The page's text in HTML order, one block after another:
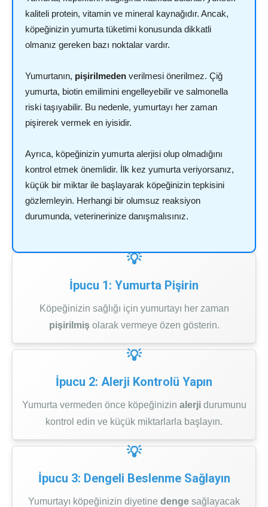
kaliteli protein, vitamin ve mineral kaynağıdır. Ancak,
köpeğinizin yumurta tüketimi konusunda dikkatli
olmanız gereken bazı noktalar vardır.
Yumurtanın, pişirilmeden verilmesi önerilmez. Çiğ
yumurta, biotin emilimini engelleyebilir ve salmonella
riski taşıyabilir. Bu nedenle, yumurtayı her zaman
pişirerek vermek en iyisidir.
Ayrıca, köpeğinizin yumurta alerjisi olup olmadığını
kontrol etmek önemlidir. İlk kez yumurta veriyorsanız,
küçük bir miktar ile başlayarak köpeğinizin tepkisini
gözlemleyin. Herhangi bir olumsuz reaksiyon
durumunda, veterinerinize danışmalısınız.
İpucu 1: Yumurta Pişirin
Köpeğinizin sağlığı için yumurtayı her zaman
pişirilmişolarak vermeye özen gösterin.
İpucu 2: Alerji Kontrolü Yapın
Yumurta vermeden önce köpeğinizin alerjidurumunu
kontrol edin ve küçük miktarlarla başlayın.
İpucu 3: Dengeli Beslenme Sağlayın
Yumurtayı köpeğinizin diyetine denge sağlayacak